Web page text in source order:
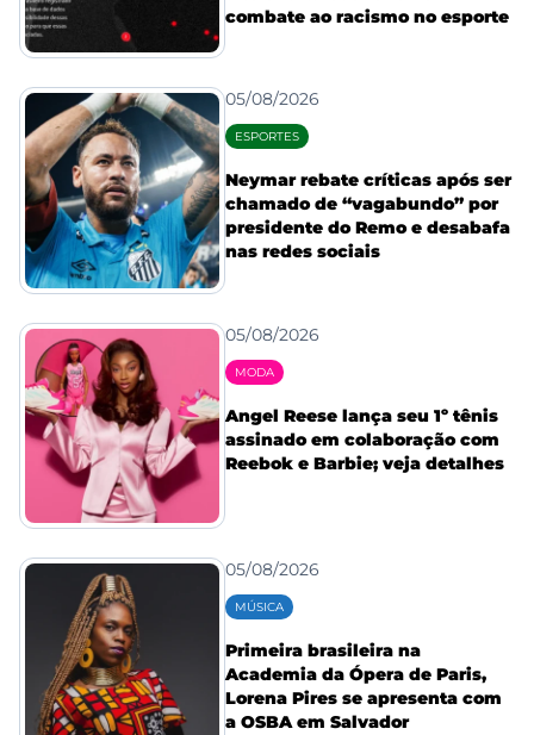
combate ao racismo no esporte
05/08/2026
ESPORTES
Neymar rebate críticas após ser
chamado de “vagabundo” por
presidente do Remo e desabafa
nas redes sociais
05/08/2026
MODA
Angel Reese lança seu 1º tênis
assinado em colaboração com
Reebok e Barbie; veja detalhes
05/08/2026
MÚSICA
Primeira brasileira na
Academia da Ópera de Paris,
Lorena Pires se apresenta com
a OSBA em Salvador